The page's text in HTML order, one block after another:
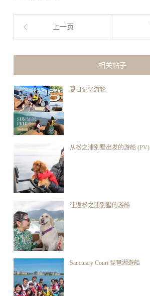
上一页
相关帖子
夏日记忆游轮
从松之浦别墅出发的游船 (PV)
往返松之浦别墅的游船
Sanctuary Court 琵琶湖遊船